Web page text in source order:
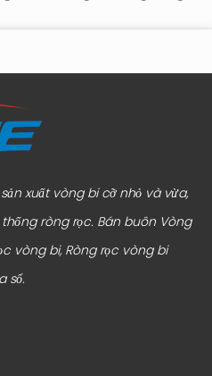
xuất vòng bi cỡ nhỏ và vừa,
ròng rọc. Bán buôn Vòng
vòng bi, Ròng rọc vòng bi
sổ.